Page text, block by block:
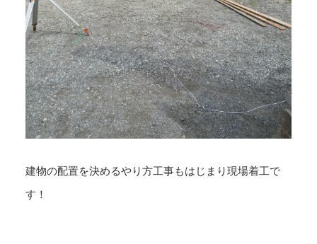
建物の配置を決めるやり方工事もはじまり現場着工で
す！